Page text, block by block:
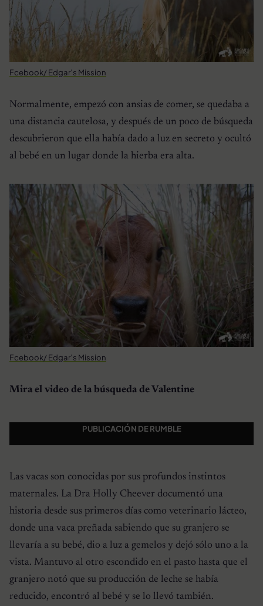
Fcebook/ Edgar’s Mission
Normalmente, empezó con ansias de comer, se quedaba a
una distancia cautelosa, y después de un poco de búsqueda
descubrieron que ella había dado a luz en secreto y ocultó
al bebé en un lugar donde la hierba era alta.
Fcebook/ Edgar’s Mission
Mira el video de la búsqueda de Valentine
PUBLICACIÓN DE RUMBLE
Las vacas son conocidas por sus profundos instintos
maternales. La Dra Holly Cheever documentó una
historia desde sus primeros días como veterinario lácteo,
donde una vaca preñada sabiendo que su granjero se
llevaría a su bebé, dio a luz a gemelos y dejó sólo uno a la
vista. Mantuvo al otro escondido en el pasto hasta que el
granjero notó que su producción de leche se había
reducido, encontró al bebé y se lo llevó también.